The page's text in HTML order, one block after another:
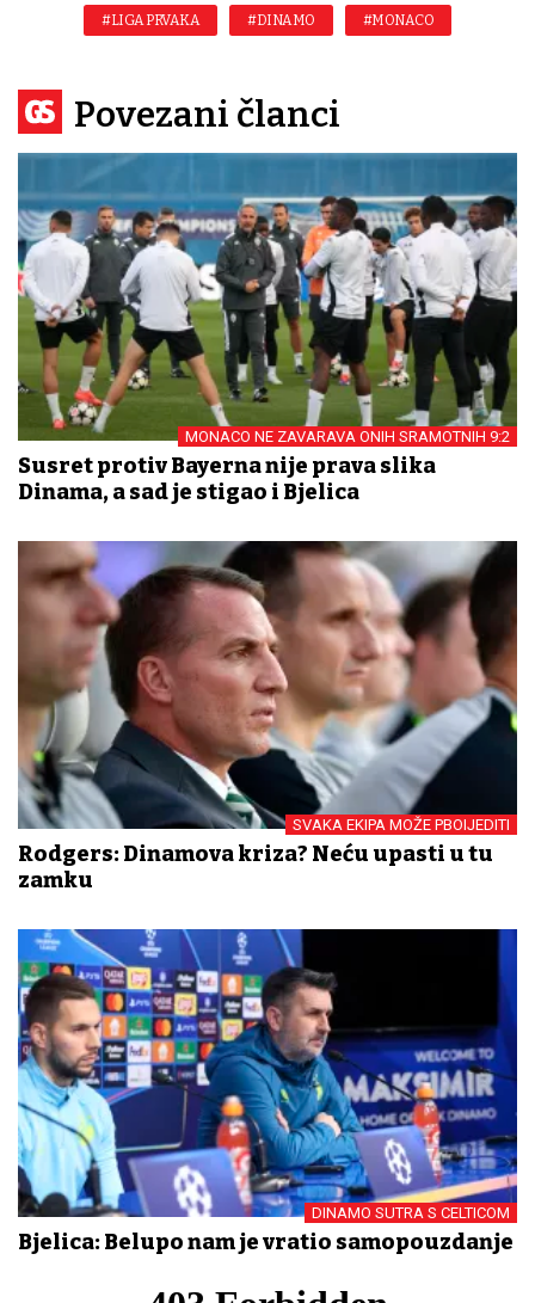
#LIGA PRVAKA #DINAMO #MONACO
Povezani članci
MONACO NE ZAVARAVA ONIH SRAMOTNIH 9:2
Susret protiv Bayerna nije prava slika
Dinama, a sad je stigao i Bjelica
SVAKA EKIPA MOŽE PBOIJEDITI
Rodgers: Dinamova kriza? Neću upasti u tu
zamku
DINAMO SUTRA S CELTICOM
Bjelica: Belupo nam je vratio samopouzdanje